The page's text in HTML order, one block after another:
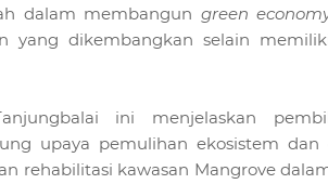
dalam membangun green
yang dikembangkan selain
ini menjelaskan
upaya pemulihan ekosistem dan
rehabilitasi kawasan Mangrove